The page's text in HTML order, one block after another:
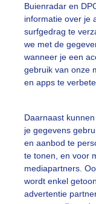
Buienradar en
informatie over je
surfgedrag te
we met de
wanneer je een
gebruik van onze
en apps te
Daarnaast
je gegevens
en aanbod te
te tonen, en voor
mediapartners.
wordt enkel
advertentie
Anita Maes-Kuppens
Bijnaregen